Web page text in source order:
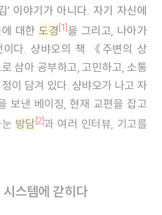
’ 이야기가 아니다. 자기 자신에
대한 도경[1]을 그리고, 나아가
이다. 샹뱌오의 책 《주변의 상
삼아 공부하고, 고민하고, 소통
이 담겨 있다. 샹뱌오가 나고 자
보낸 베이징, 현재 교편을 잡고
방담[2]과 여러 인터뷰, 기고를
스템에 갇히다